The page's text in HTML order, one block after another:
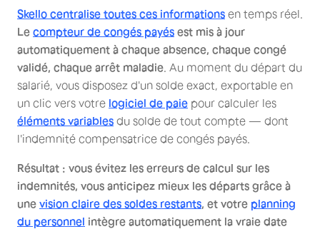
Skello centralise toutes ces informations en temps réel.
Le compteur de congés payés est mis à jour
automatiquement à chaque absence, chaque congé
validé, chaque arrêt maladie . Au moment du départ du
salarié, vous disposez d'un solde exact, exportable en
un clic vers votre logiciel de paie pour calculer les
éléments variables du solde de tout compte — dont
l'indemnité compensatrice de congés payés.
Résultat : vous évitez les erreurs de calcul sur les
indemnités, vous anticipez mieux les départs grâce à
une vision claire des soldes restants, et votre planning
du personnel intègre automatiquement la vraie date